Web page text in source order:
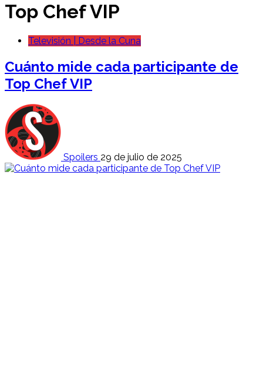
Top Chef VIP
Televisión | Desde la Cuna
Cuánto mide cada participante de
Top Chef VIP
Spoilers 29 de julio de 2025